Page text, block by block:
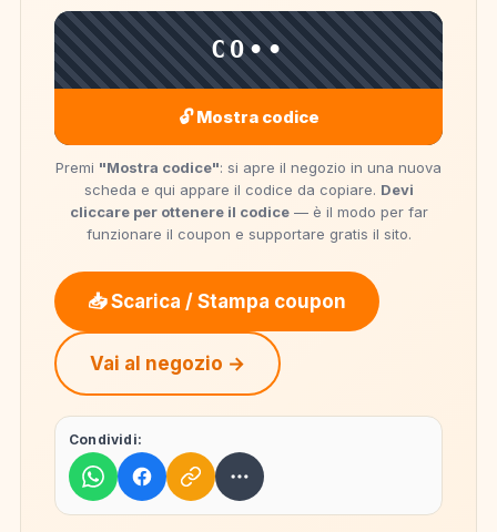
CO••
🔓 Mostra codice
Premi "Mostra codice": si apre il negozio in una nuova
scheda e qui appare il codice da copiare. Devi
cliccare per ottenere il codice— è il modo per far
funzionare il coupon e supportare gratis il sito.
📥 Scarica / Stampa coupon
Vai al negozio →
Condividi: